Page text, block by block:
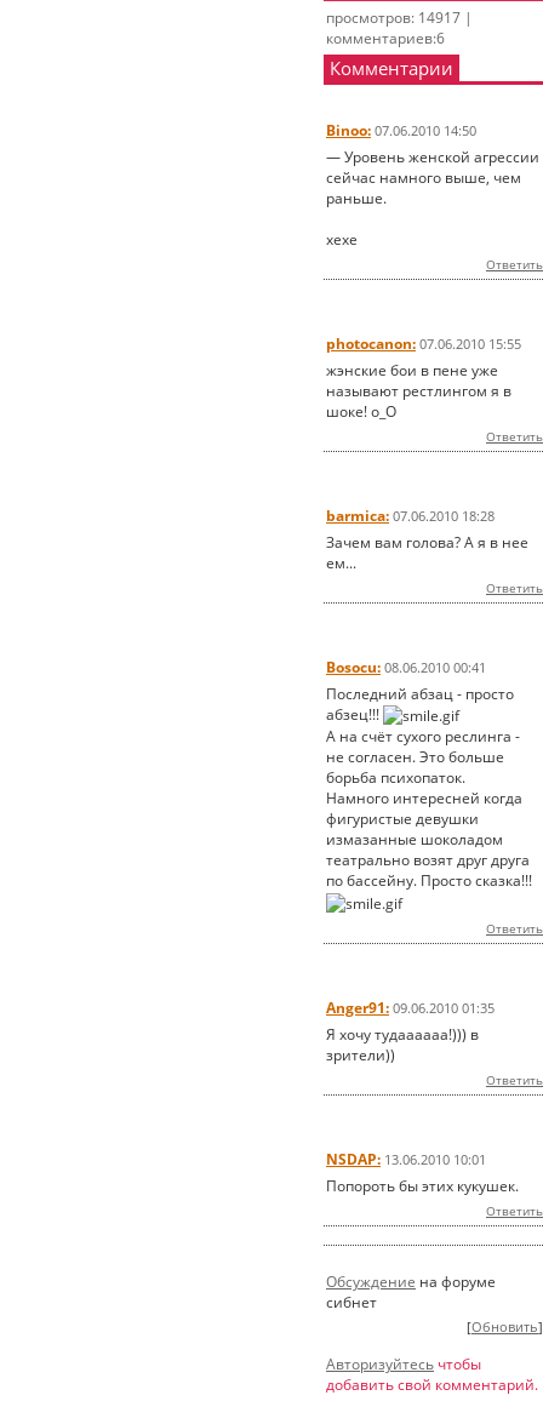
просмотров: 14917 |
комментариев:6
Комментарии
Binoo: 07.06.2010 14:50
— Уровень женской агрессии
сейчас намного выше, чем
раньше.
хехе
Ответить
photocanon: 07.06.2010 15:55
жэнские бои в пене уже
называют рестлингом я в
шоке! о_О
Ответить
barmica: 07.06.2010 18:28
Зачем вам голова? А я в нее
ем...
Ответить
Bosocu: 08.06.2010 00:41
Последний абзац - просто
абзец!!!
А на счёт сухого реслинга -
не согласен. Это больше
борьба психопаток.
Намного интересней когда
фигуристые девушки
измазанные шоколадом
театрально возят друг друга
по бассейну. Просто сказка!!!
Ответить
Anger91: 09.06.2010 01:35
Я хочу тудаааааа!))) в
зрители))
Ответить
NSDAP: 13.06.2010 10:01
Попороть бы этих кукушек.
Ответить
Обсуждение на форуме
сибнет
[Обновить]
Авторизуйтесь чтобы
добавить свой комментарий.